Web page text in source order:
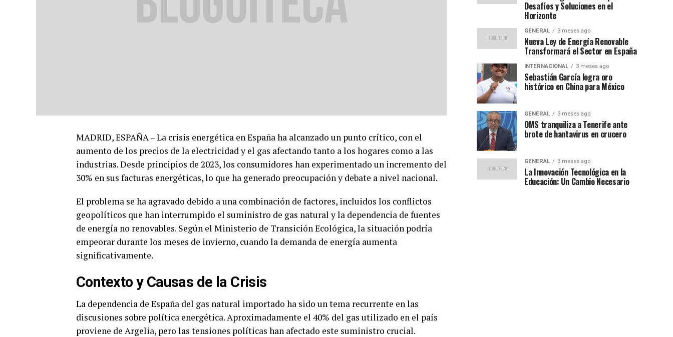
MADRID, ESPAÑA – La crisis energética en España ha alcanzado un punto crítico, con el
aumento de los precios de la electricidad y el gas afectando tanto a los hogares como a las
industrias. Desde principios de 2023, los consumidores han experimentado un incremento del
30% en sus facturas energéticas, lo que ha generado preocupación y debate a nivel nacional.
El problema se ha agravado debido a una combinación de factores, incluidos los conflictos
geopolíticos que han interrumpido el suministro de gas natural y la dependencia de fuentes
de energía no renovables. Según el Ministerio de Transición Ecológica, la situación podría
empeorar durante los meses de invierno, cuando la demanda de energía aumenta
significativamente.
Contexto y Causas de la Crisis
La dependencia de España del gas natural importado ha sido un tema recurrente en las
discusiones sobre política energética. Aproximadamente el 40% del gas utilizado en el país
proviene de Argelia, pero las tensiones políticas han afectado este suministro crucial.
Desafíos y Soluciones en el
Horizonte
GENERAL 3 meses ago
Nueva Ley de Energía Renovable
Transformará el Sector en España
INTERNACIONAL 3 meses ago
Sebastián García logra oro
histórico en China para México
GENERAL 3 meses ago
OMS tranquiliza a Tenerife ante
brote de hantavirus en crucero
GENERAL 3 meses ago
La Innovación Tecnológica en la
Educación: Un Cambio Necesario